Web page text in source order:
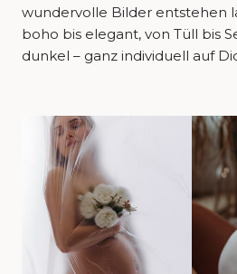
wundervolle Bilder entstehen
boho bis elegant, von Tüll bis
dunkel – ganz individuell auf